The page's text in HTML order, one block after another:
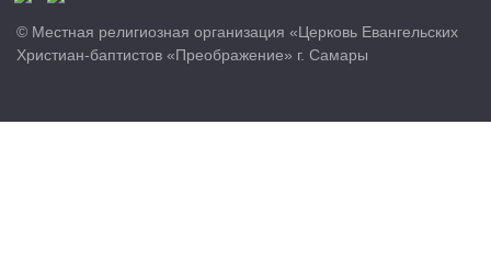
© Местная религиозная организация «Церковь Евангельских
Христиан-баптистов «Преображение» г. Самары